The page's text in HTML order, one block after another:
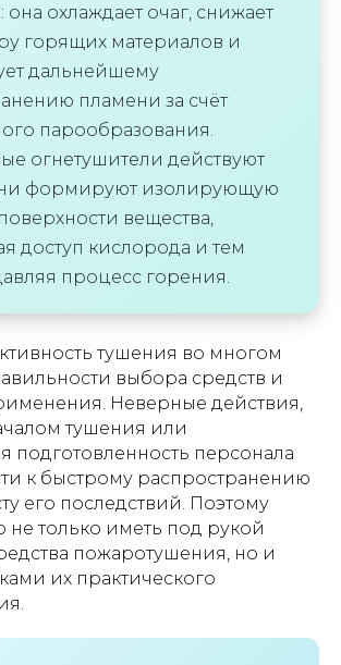
она охлаждает очаг, снижает
горящих материалов и
дальнейшему
пламени за счёт
парообразования.
огнетушители действуют
формируют изолирующую
вещества,
доступ кислорода и тем
процесс горения.
тушения во многом
выбора средств и
Неверные действия,
тушения или
подготовленность персонала
к быстрому распространению
его последствий. Поэтому
не только иметь под рукой
пожаротушения, но и
их практического